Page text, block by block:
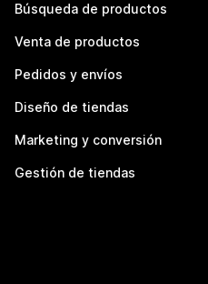
Búsqueda de productos
Venta de productos
Pedidos y envíos
Diseño de tiendas
Marketing y conversión
Gestión de tiendas